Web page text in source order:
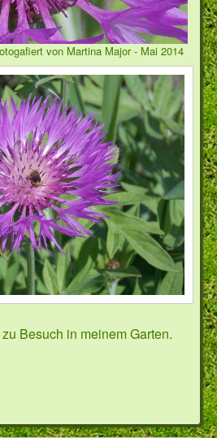
von Martina Major - Mai 2014
Besuch in meinem Garten.